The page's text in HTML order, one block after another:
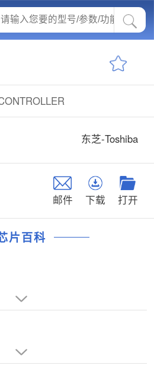
东芝-Toshiba
邮件 下载 打开
片百科